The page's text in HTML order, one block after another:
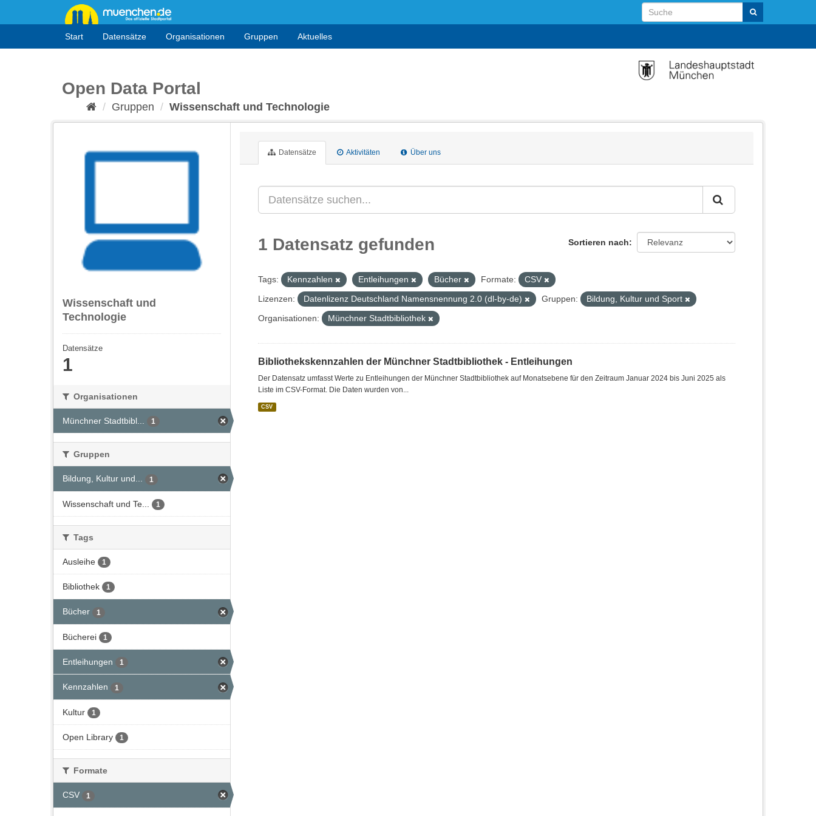
Start Datensätze Organisationen Gruppen Aktuelles
Open Data Portal
Gruppen Wissenschaft und Technologie
Wissenschaft und
Technologie
Datensätze
1
Organisationen
Münchner Stadtbibl... 1
Gruppen
Bildung, Kultur und... 1
Wissenschaft und Te... 1
Tags
Ausleihe 1
Bibliothek 1
Bücher 1
Bücherei 1
Entleihungen 1
Kennzahlen 1
Kultur 1
Open Library 1
Formate
CSV 1
Datensätze Aktivitäten Über uns
Sortieren nach
1 Datensatz gefunden
Tags: Kennzahlen Entleihungen Bücher Formate:
CSV
Lizenzen:
Datenlizenz Deutschland Namensnennung 2.0 (dl-by-de) Gruppen:
Bildung, Kultur und Sport
Organisationen:
Münchner Stadtbibliothek
Bibliothekskennzahlen der Münchner Stadtbibliothek - Entleihungen
Der Datensatz umfasst Werte zu Entleihungen der Münchner Stadtbibliothek auf Monatsebene für den Zeitraum Januar 2024 bis Juni 2025 als
Liste im CSV-Format. Die Daten wurden von...
CSV